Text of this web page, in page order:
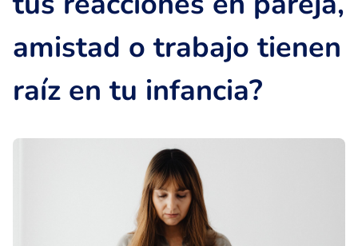
amistad o trabajo tienen
raíz en tu infancia?